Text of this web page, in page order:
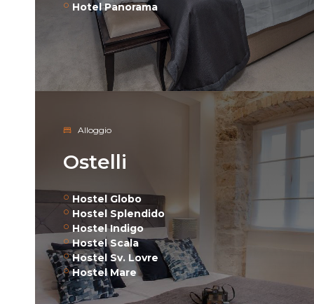
Hotel Panorama
Alloggio
Ostelli
Hostel Globo
Hostel Splendido
Hostel Indigo
Hostel Scala
Hostel Sv. Lovre
Hostel Mare